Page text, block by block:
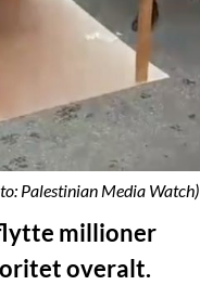
Palestinian Media Watch)
millioner
overalt.